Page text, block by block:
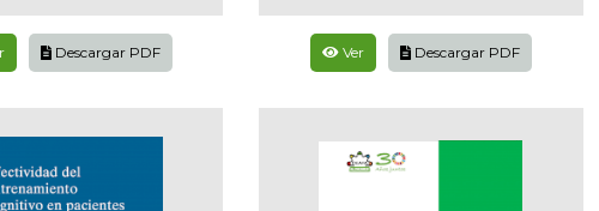
Descargar PDF Ver Descargar PDF